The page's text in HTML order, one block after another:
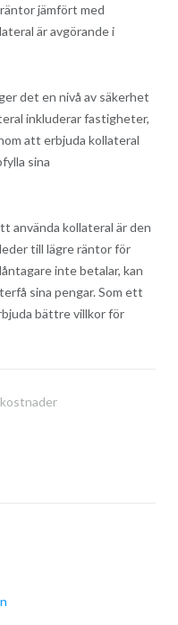
jämfört med
är avgörande i
det en nivå av säkerhet
inkluderar fastigheter,
att erbjuda kollateral
sina
använda kollateral är den
till lägre räntor för
inte betalar, kan
sina pengar. Som ett
bättre villkor för